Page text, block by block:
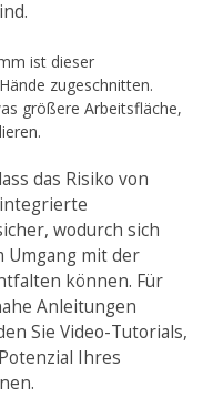
ist dieser
zugeschnitten.
größere Arbeitsfläche,
das Risiko von
wodurch sich
Umgang mit der
können. Für
Anleitungen
Sie Video-Tutorials,
Ihres